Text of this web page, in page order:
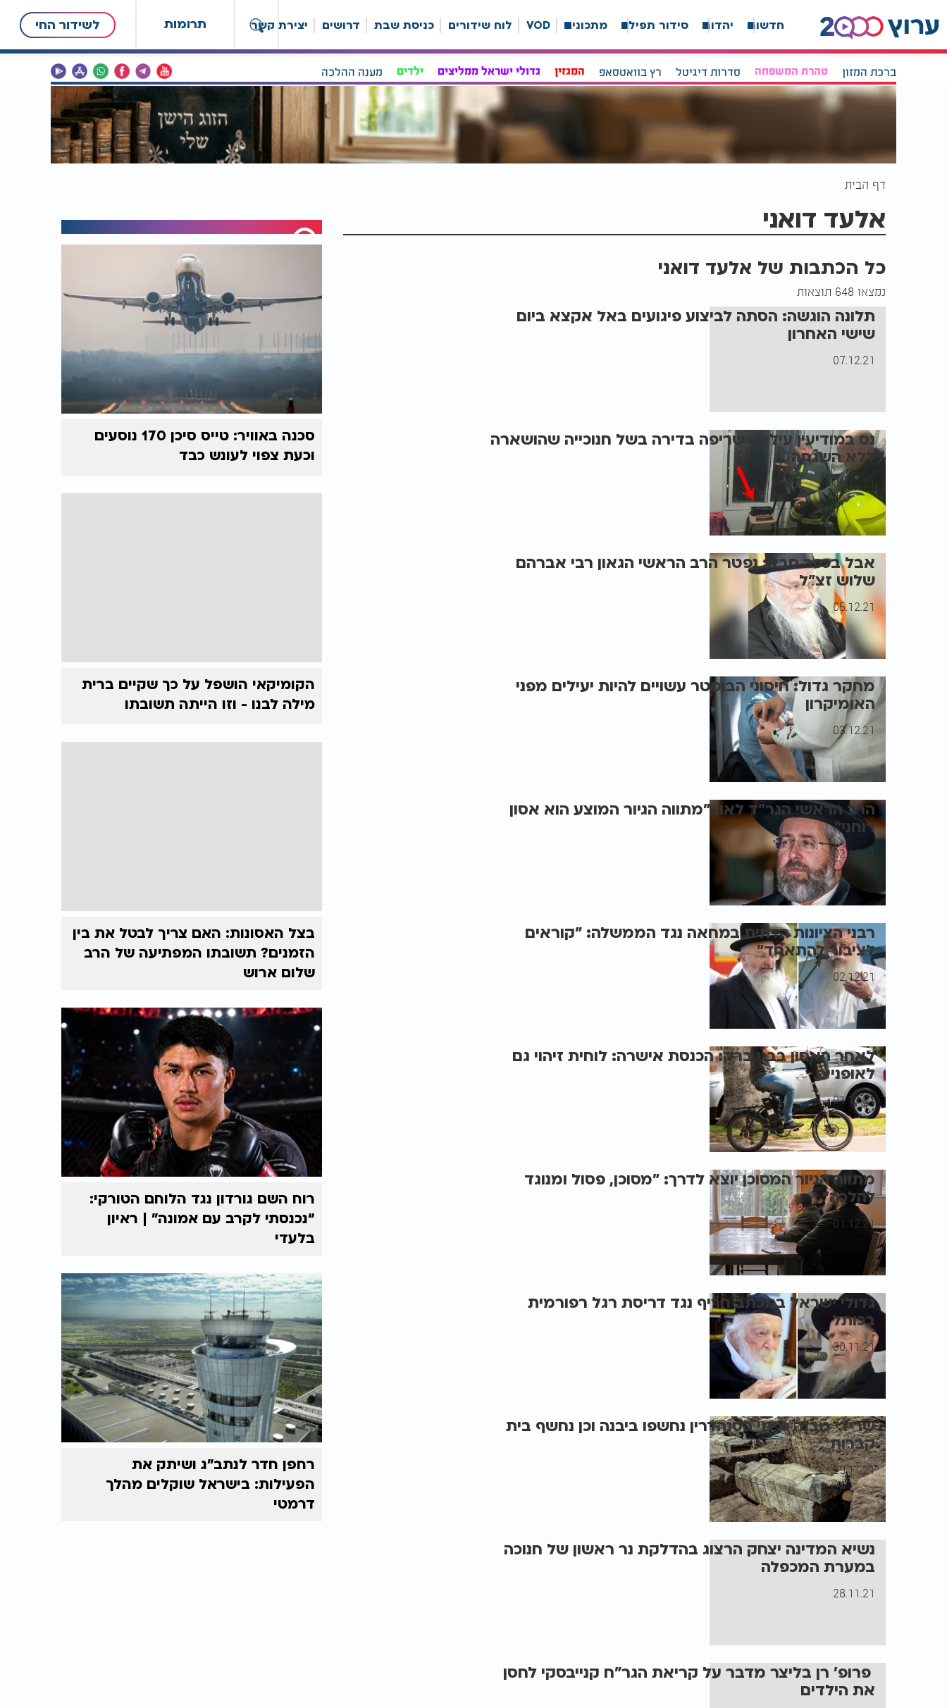
תרומות לשידור החי חדשות יהדות סידור תפילה מתכונים VOD לוח שידורים כניסת שבת דרושים יצירת קשר
ברכת המזון טהרת המשפחה סדרות דיגיטל רץ בוואטסאפ המגזין גדולי ישראל ממליצים ילדים מענה ההלכה
דף הבית
אלעד דואני
כל הכתבות של אלעד דואני
נמצאו 648 תוצאות
תלונה הוגשה: הסתה לביצוע פיגועים באל אקצא ביום
שישי האחרון
07.12.21
נס במודיעין עילית: שריפה בדירה בשל חנוכייה שהושארה
ללא השגחה
06.12.21
אבל בכפר סבא: נפטר הרב הראשי הגאון רבי אברהם
שלוש זצ"ל
05.12.21
מחקר גדול: חיסוני הבוסטר עשויים להיות יעילים מפני
האומיקרון
03.12.21
הרב הראשי הגר"ד לאו: "מתווה הגיור המוצע הוא אסון
רוחני"
02.12.21
רבני הציונות הדתית במחאה נגד הממשלה: "קוראים
לציבור להתאחד"
02.12.21
לאחר האסון בבני ברק: הכנסת אישרה: לוחית זיהוי גם
לאופניים
01.12.21
מתווה הגיור המסוכן יוצא לדרך: "מסוכן, פסול ומנוגד
להלכה"
01.12.21
גדולי ישראל במכתב חריף נגד דריסת רגל רפורמית
בכותל
30.11.21
שרידי מבנה מימי הסנהדרין נחשפו ביבנה וכן נחשף בית
קברות
29.11.21
נשיא המדינה יצחק הרצוג בהדלקת נר ראשון של חנוכה
במערת המכפלה
28.11.21
פרופ’ רן בליצר מדבר על קריאת הגר"ח קנייבסקי לחסן
את הילדים
סכנה באוויר: טייס סיכן 170 נוסעים
וכעת צפוי לעונש כבד
הקומיקאי הושפל על כך שקיים ברית
מילה לבנו - וזו הייתה תשובתו
בצל האסונות: האם צריך לבטל את בין
הזמנים? תשובתו המפתיעה של הרב
שלום ארוש
רוח השם גורדון נגד הלוחם הטורקי:
“נכנסתי לקרב עם אמונה” | ראיון
בלעדי
רחפן חדר לנתב"ג ושיתק את
הפעילות: בישראל שוקלים מהלך
דרמטי